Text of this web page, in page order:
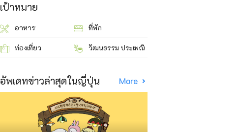
เป้าหมาย
อาหาร ที่พัก
ท่องเที่ยว วัฒนธรรม ประเพณี
อัพเดทข่าวล่าสุดในญี่ปุ่น More